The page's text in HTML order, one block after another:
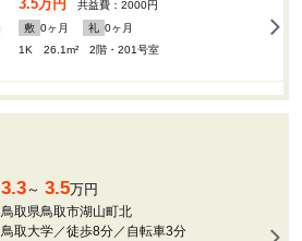
3.5万円
共益費：2000円
敷 0ヶ月 礼 0ヶ月
1K 26.1m²
2階・201号室
3.3～ 3.5万円
鳥取県鳥取市湖山町北
鳥取大学／徒歩8分／自転車3分